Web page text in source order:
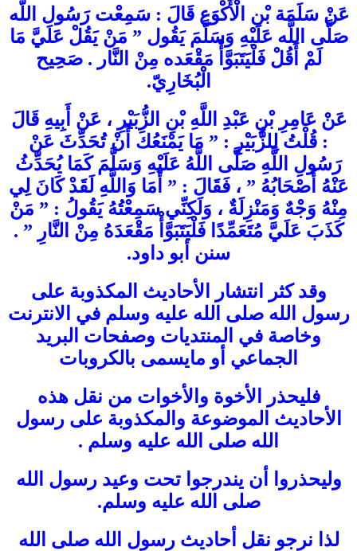
عَنْ سَلَمَة بْن الْأَكْوَع قَالَ : سَمِعْت رَسُول اللَّه
صَلَّى اللَّه عَلَيْهِ وَسَلَّمَ يَقُول ” مَنْ يَقُلْ عَلَيَّ مَا
لَمْ أَقُلْ فَلْيَتَبَوَّأْ مَقْعَده مِنْ النَّار . صَحِيح
الْبُخَارِيّ.
‏عَنْ ‏عَامِرِ بْنِ عَبْدِ اللَّهِ بْنِ الزُّبَيْرِ ،‏ ‏عَنْ ‏‏أَبِيهِ ‏قَالَ
: قُلْتُ ‏لِلزُّبَيْرِ :‏ ” مَا يَمْنَعُكَ أَنْ تُحَدِّثَ عَنْ
رَسُولِ اللَّهِ ‏صَلَّى اللَّهُ عَلَيْهِ وَسَلَّمَ ‏‏كَمَا يُحَدِّثُ
عَنْهُ أَصْحَابُهُ ” ، فَقَالَ : ” أَمَا وَاللَّهِ لَقَدْ كَانَ لِي
مِنْهُ وَجْهٌ وَمَنْزِلَةٌ ، وَلَكِنِّي سَمِعْتُهُ يَقُولُ ‏: ” ‏مَنْ
كَذَبَ عَلَيَّ مُتَعَمِّدًا ‏‏فَلْيَتَبَوَّأْ ‏‏مَقْعَدَهُ مِنْ النَّارِ ” .
سنن أبو داود.
وقد كثر انتشار الأحاديث المكذوبة على
رسول الله صلى الله عليه وسلم في الانترنت
وخاصة في المنتديات وصفحات البريد
الجماعي أو مايسمى بالكروبات
فليحذر الأخوة والأخوات من نقل هذه
الأحاديث الموضوعة والمكذوبة على رسول
الله صلى الله عليه وسلم .
وليحذروا أن يندرجوا تحت وعيد رسول الله
صلى الله عليه وسلم.
لذا نرجو نقل أحاديث رسول الله صلى الله